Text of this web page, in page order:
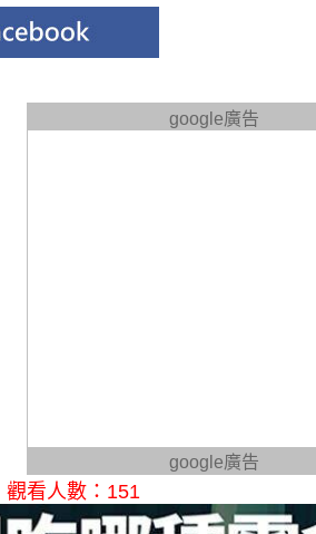
google廣告
google廣告
觀看人數：151